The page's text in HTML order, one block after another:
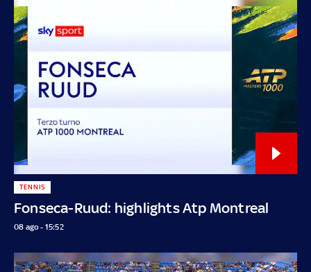
Fonseca-Ruud: highlights Atp Montreal
TENNIS
08 ago - 15:52